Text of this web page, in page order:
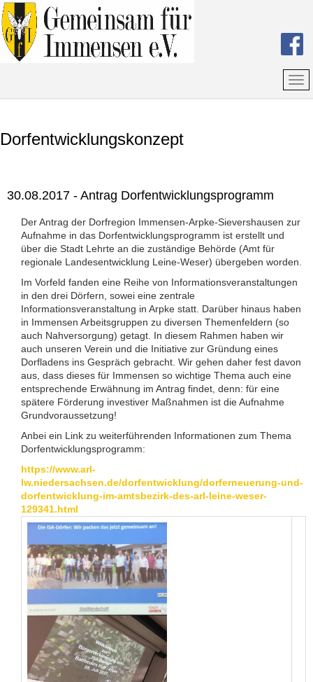
Dorfentwicklungskonzept
30.08.2017 - Antrag Dorfentwicklungsprogramm
Der Antrag der Dorfregion Immensen-Arpke-Sievershausen zur
Aufnahme in das Dorfentwicklungsprogramm ist erstellt und
über die Stadt Lehrte an die zuständige Behörde (Amt für
regionale Landesentwicklung Leine-Weser) übergeben worden.
Im Vorfeld fanden eine Reihe von Informationsveranstaltungen
in den drei Dörfern, sowei eine zentrale
Informationsveranstaltung in Arpke statt. Darüber hinaus haben
in Immensen Arbeitsgruppen zu diversen Themenfeldern (so
auch Nahversorgung) getagt. In diesem Rahmen haben wir
auch unseren Verein und die Initiative zur Gründung eines
Dorfladens ins Gespräch gebracht. Wir gehen daher fest davon
aus, dass dieses für Immensen so wichtige Thema auch eine
entsprechende Erwähnung im Antrag findet, denn: für eine
spätere Förderung investiver Maßnahmen ist die Aufnahme
Grundvoraussetzung!
Anbei ein Link zu weiterführenden Informationen zum Thema
Dorfentwicklungsprogramm:
https://www.arl-
lw.niedersachsen.de/dorfentwicklung/dorferneuerung-und-
dorfentwicklung-im-amtsbezirk-des-arl-leine-weser-
129341.html